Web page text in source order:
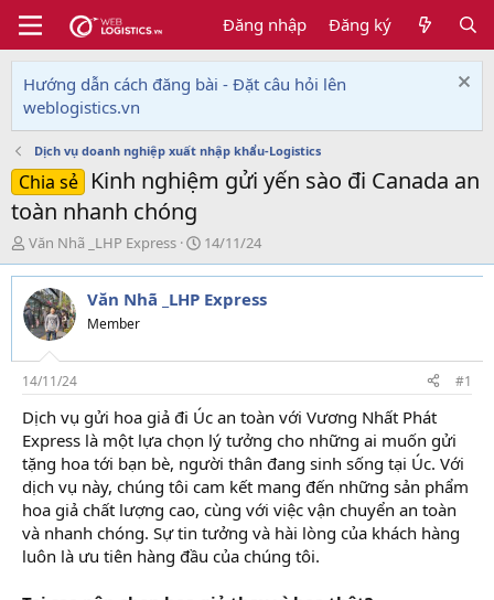
Đăng nhập Đăng ký
Hướng dẫn cách đăng bài - Đặt câu hỏi lên
weblogistics.vn
Dịch vụ doanh nghiệp xuất nhập khẩu-Logistics
Chia sẻ
Kinh nghiệm gửi yến sào đi Canada an
toàn nhanh chóng
T
h
r
e
a
d
s
t
a
r
t
e
r
Văn Nhã _LHP Express
N
g
à
y
i
14/11/24
Văn Nhã _LHP Express
Member
14/11/24 #1
Dịch vụ gửi hoa giả đi Úc an toàn với Vương Nhất Phát
Express là một lựa chọn lý tưởng cho những ai muốn gửi
tặng hoa tới bạn bè, người thân đang sinh sống tại Úc. Với
dịch vụ này, chúng tôi cam kết mang đến những sản phẩm
hoa giả chất lượng cao, cùng với việc vận chuyển an toàn
và nhanh chóng. Sự tin tưởng và hài lòng của khách hàng
luôn là ưu tiên hàng đầu của chúng tôi.